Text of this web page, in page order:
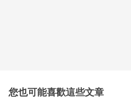
您也可能喜歡這些文章